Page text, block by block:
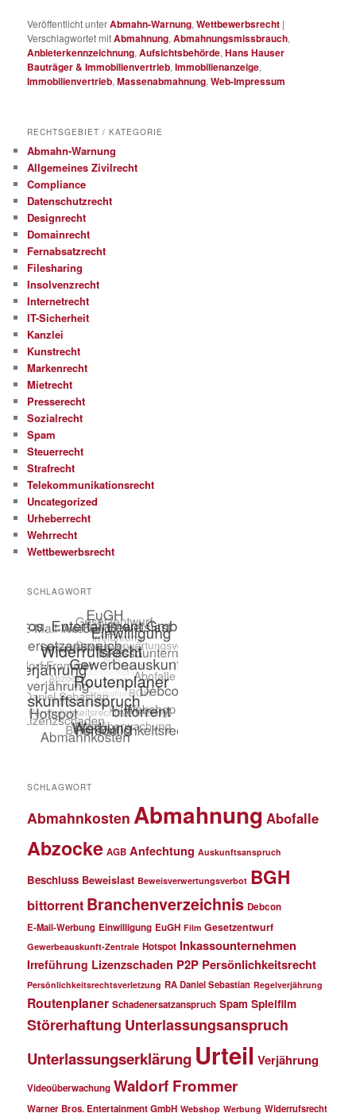
Veröffentlicht unterAbmahn-Warnung,Wettbewerbsrecht |
Verschlagwortet mitAbmahnung,Abmahnungsmissbrauch,
Anbieterkennzeichnung,Aufsichtsbehörde,Hans Hauser
Bauträger & Immobilienvertrieb,Immobilienanzeige,
Immobilienvertrieb,Massenabmahnung,Web-Impressum
RECHTSGEBIET / KATEGORIE
Abmahn-Warnung
Allgemeines Zivilrecht
Compliance
Datenschutzrecht
Designrecht
Domainrecht
Fernabsatzrecht
Filesharing
Insolvenzrecht
Internetrecht
IT-Sicherheit
Kanzlei
Kunstrecht
Markenrecht
Mietrecht
Presserecht
Sozialrecht
Spam
Steuerrecht
Strafrecht
Telekommunikationsrecht
Uncategorized
Urheberrecht
Wehrrecht
Wettbewerbsrecht
SCHLAGWORT
SCHLAGWORT
Abmahnkosten Abmahnung Abofalle
Abzocke AGB Anfechtung Auskunftsanspruch
Beschluss Beweislast Beweisverwertungsverbot BGH
bittorrent Branchenverzeichnis Debcon
E-Mail-Werbung Einwilligung EuGH Film Gesetzentwurf
Gewerbeauskunft-Zentrale Hotspot Inkassounternehmen
Irreführung Lizenzschaden P2P Persönlichkeitsrecht
Persönlichkeitsrechtsverletzung RA Daniel Sebastian Regelverjährung
Routenplaner Schadenersatzanspruch Spam Spielfilm
Störerhaftung Unterlassungsanspruch
Unterlassungserklärung Urteil Verjährung
Videoüberwachung Waldorf Frommer
Warner Bros. Entertainment GmbH Webshop Werbung Widerrufsrecht